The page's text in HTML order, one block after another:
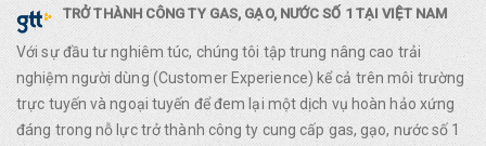
TRỞ THÀNH CÔNG TY GAS, GẠO, NƯỚC SỐ 1 TẠI VIỆT NAM
Với sự đầu tư nghiêm túc, chúng tôi tập trung nâng cao trải
nghiệm người dùng (Customer Experience) kể cả trên môi trường
trực tuyến và ngoại tuyến để đem lại một dịch vụ hoàn hảo xứng
đáng trong nỗ lực trở thành công ty cung cấp gas, gạo, nước số 1